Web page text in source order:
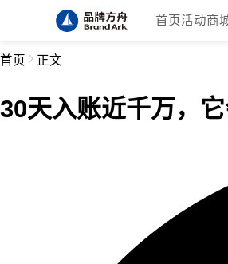
首页 活动商
首页 正文
30天入账近千万，